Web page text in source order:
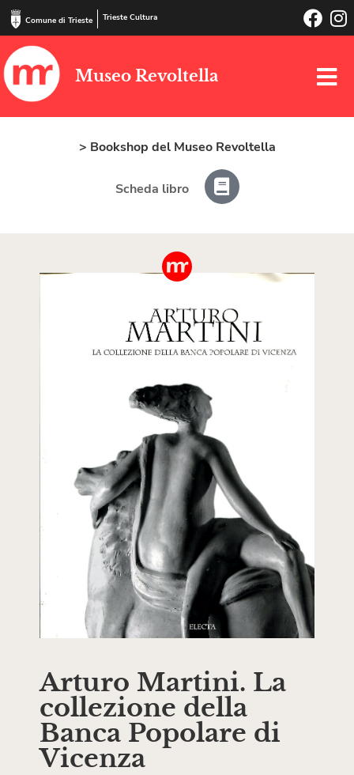
Comune di Trieste Trieste Cultura
Museo Revoltella
> Bookshop del Museo Revoltella
Scheda libro
Arturo Martini. La
collezione della
Banca Popolare di
Vicenza